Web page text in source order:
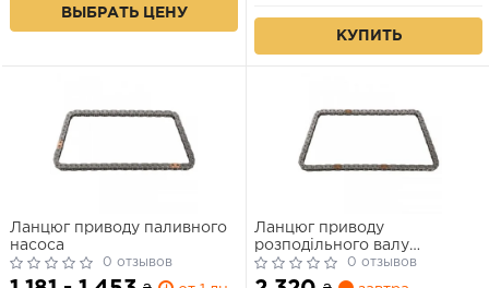
ВЫБРАТЬ ЦЕНУ
КУПИТЬ
Ланцюг приводу паливного
насоса
0 отзывов
Ланцюг приводу
розподільного валу
HYUNDAI (вир-во Febi)
0 отзывов